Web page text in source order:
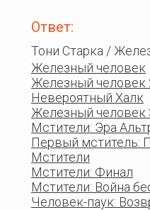
Ответ:
Тони Старка /
Железный человек
Железный человек
Невероятный Халк
Железный человек
Мстители: Эра
Первый мститель:
Мстители
Мстители: Финал
Мстители: Война
Человек-паук: